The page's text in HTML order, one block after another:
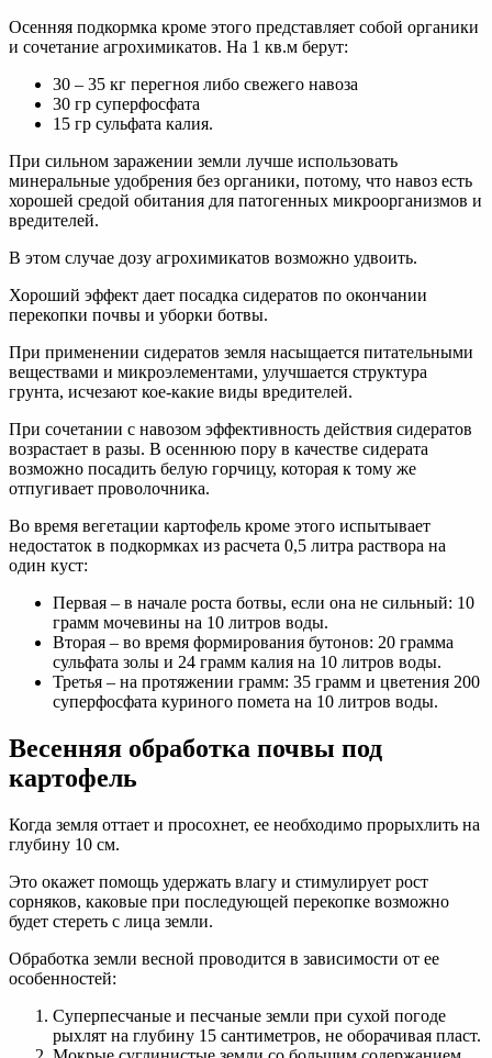
Осенняя подкормка кроме этого представляет собой органики
и сочетание агрохимикатов. На 1 кв.м берут:
30 – 35 кг перегноя либо свежего навоза
30 гр суперфосфата
15 гр сульфата калия.
При сильном заражении земли лучше использовать
минеральные удобрения без органики, потому, что навоз есть
хорошей средой обитания для патогенных микроорганизмов и
вредителей.
В этом случае дозу агрохимикатов возможно удвоить.
Хороший эффект дает посадка сидератов по окончании
перекопки почвы и уборки ботвы.
При применении сидератов земля насыщается питательными
веществами и микроэлементами, улучшается структура
грунта, исчезают кое-какие виды вредителей.
При сочетании с навозом эффективность действия сидератов
возрастает в разы. В осеннюю пору в качестве сидерата
возможно посадить белую горчицу, которая к тому же
отпугивает проволочника.
Во время вегетации картофель кроме этого испытывает
недостаток в подкормках из расчета 0,5 литра раствора на
один куст:
Первая – в начале роста ботвы, если она не сильный: 10
грамм мочевины на 10 литров воды.
Вторая – во время формирования бутонов: 20 грамма
сульфата золы и 24 грамм калия на 10 литров воды.
Третья – на протяжении грамм: 35 грамм и цветения 200
суперфосфата куриного помета на 10 литров воды.
Весенняя обработка почвы под
картофель
Когда земля оттает и просохнет, ее необходимо прорыхлить на
глубину 10 см.
Это окажет помощь удержать влагу и стимулирует рост
сорняков, каковые при последующей перекопке возможно
будет стереть с лица земли.
Обработка земли весной проводится в зависимости от ее
особенностей:
Суперпесчаные и песчаные земли при сухой погоде
рыхлят на глубину 15 сантиметров, не оборачивая пласт.